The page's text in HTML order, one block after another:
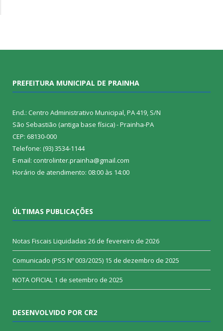
PREFEITURA MUNICIPAL DE PRAINHA
End.: Centro Administrativo Municipal, PA 419, S/N
São Sebastião (antiga base física) - Prainha-PA
CEP: 68130-000
Telefone: (93) 3534-1144
E-mail: controlinter.prainha@gmail.com
Horário de atendimento: 08:00 às 14:00
ÚLTIMAS PUBLICAÇÕES
Notas Fiscais Liquidadas 26 de fevereiro de 2026
Comunicado (PSS Nº 003/2025) 15 de dezembro de 2025
NOTA OFICIAL 1 de setembro de 2025
DESENVOLVIDO POR CR2